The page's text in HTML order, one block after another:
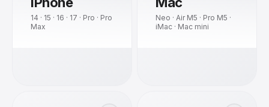
14 · 15 · 16 · 17 · Pro · Pro
Max
Neo · Air M5 · Pro M5 ·
iMac · Mac mini